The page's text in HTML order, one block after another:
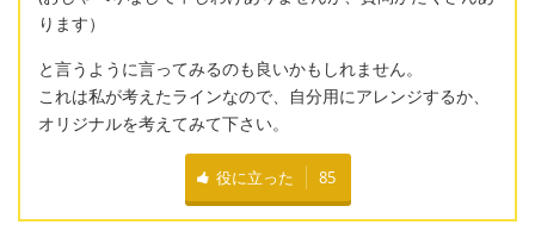
ります）
と言うように言ってみるのも良いかもしれません。
これは私が考えたラインなので、自分用にアレンジするか、
オリジナルを考えてみて下さい。
役に立った 85